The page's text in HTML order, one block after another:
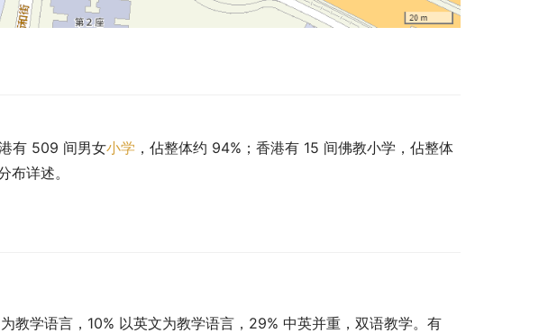
有 509 间男女小学 ，佔整体约 94%；香港有 15 间佛教小学，佔整体
详述。
教学语言，10% 以英文为教学语言，29% 中英并重，双语教学。有